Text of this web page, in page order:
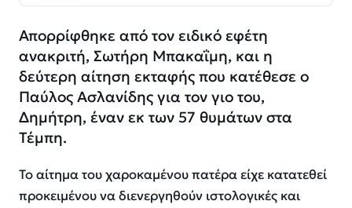
Απορρίφθηκε από τον ειδικό εφέτη
ανακριτή, Σωτήρη Μπακαΐμη, και η
δεύτερη αίτηση εκταφής που κατέθεσε ο
Παύλος Ασλανίδης για τον γιο του,
Δημήτρη, έναν εκ των 57 θυμάτων στα
Τέμπη.
Το αίτημα του χαροκαμένου πατέρα είχε κατατεθεί
προκειμένου να διενεργηθούν ιστολογικές και